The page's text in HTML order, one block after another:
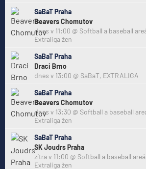
SaBaT Praha
Beavers Chomutov
dnes v 11:00 @ Softball a baseball
Extraliga žen
SaBaT Praha
Draci Brno
dnes v 13:00 @ SaBaT, EXTRALIGA
SaBaT Praha
Beavers Chomutov
dnes v 13:30 @ Softball a baseball
Extraliga žen
SaBaT Praha
SK Joudrs Praha
zítra v 11:00 @ Softball a baseball
Extraliga žen